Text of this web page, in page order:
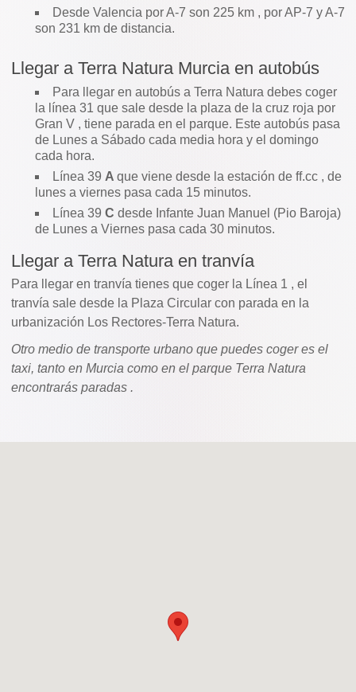
Desde Valencia por A-7 son 225 km , por AP-7 y A-7
son 231 km de distancia.
Llegar a Terra Natura Murcia en autobús
Para llegar en autobús a Terra Natura debes coger
la línea 31 que sale desde la plaza de la cruz roja por
Gran V , tiene parada en el parque. Este autobús pasa
de Lunes a Sábado cada media hora y el domingo
cada hora.
Línea 39 A que viene desde la estación de ff.cc , de
lunes a viernes pasa cada 15 minutos.
Línea 39 C desde Infante Juan Manuel (Pio Baroja)
de Lunes a Viernes pasa cada 30 minutos.
Llegar a Terra Natura en tranvía
Para llegar en tranvía tienes que coger la Línea 1 , el
tranvía sale desde la Plaza Circular con parada en la
urbanización Los Rectores-Terra Natura.
Otro medio de transporte urbano que puedes coger es el
taxi, tanto en Murcia como en el parque Terra Natura
encontrarás paradas .